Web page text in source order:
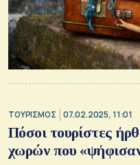
ΤΟΥΡΙΣΜΟΣ 07.02.2025, 11:01
Πόσοι τουρίστες
χωρών που